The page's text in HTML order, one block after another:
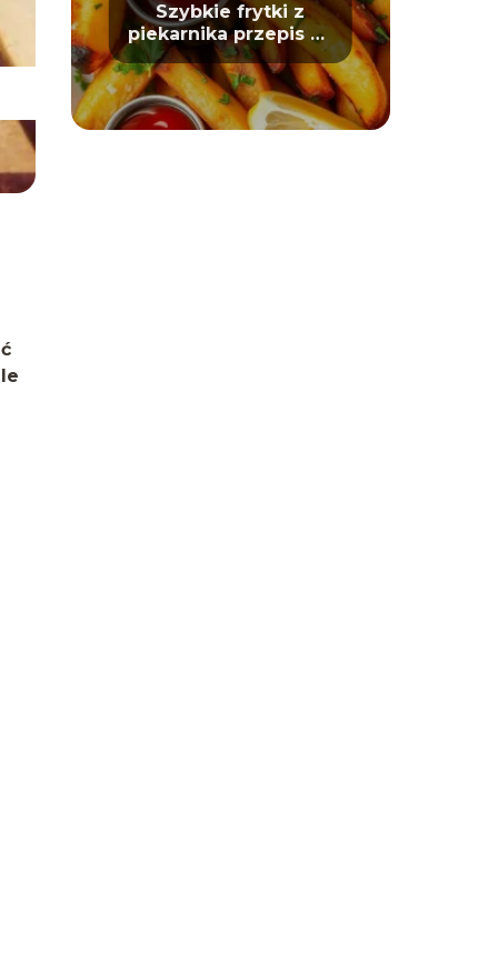
Szybkie frytki z
piekarnika przepis na
chrupiące ziemniaki